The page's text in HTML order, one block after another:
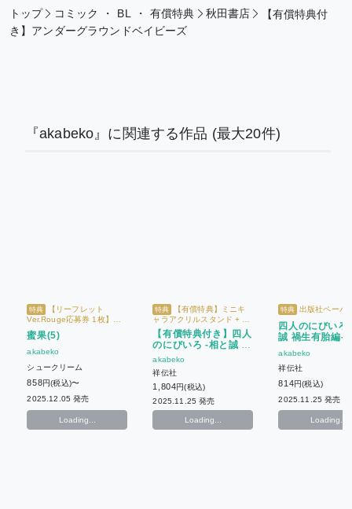
トップ コミック ・ BL ・ 有償特典 秋田書店
【有償特典付
き】アンダーグラウンドベイビーズ
『akabeko』に関連する作品 (最大20件)
特典
【リーフレット
Ver.Rouge応募券 1枚】※※
※※【from RED 6周年記念
ラストカード + 出版社ペー
蜜果(5)
akabeko
シュークリーム
858円(税込)〜
2025.12.05 発売
Loading...
特典
【有償特典】ミニキ
ャラアクリルスタンド + 出
版社ペーパー
【有償特典付き】四人
のにびいろ -相と誠 禍
生有胎編-
akabeko
祥伝社
1,804円(税込)
2025.11.25 発売
Loading...
特典 出版社ペーパ
四人のにびいろ
誠 禍生有胎編-
akabeko
祥伝社
814円(税込)
2025.11.25 発売
Loading...